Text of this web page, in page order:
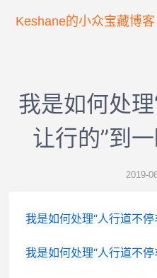
Keshane的小众宝藏博客
我是如何处
让行的”到
2019-
我是如何处理“人行道不
我是如何处理“人行道不